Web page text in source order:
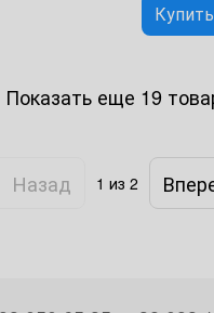
Купить
Показать еще 19
Назад 1 из 2